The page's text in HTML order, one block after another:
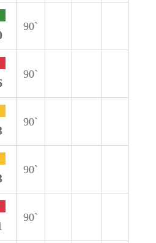
90`
90`
90`
90`
90`